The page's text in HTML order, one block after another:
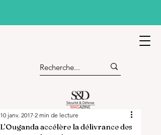
L’Ouganda accélère la délivrance des
10 janv. 2017 2 min de lecture